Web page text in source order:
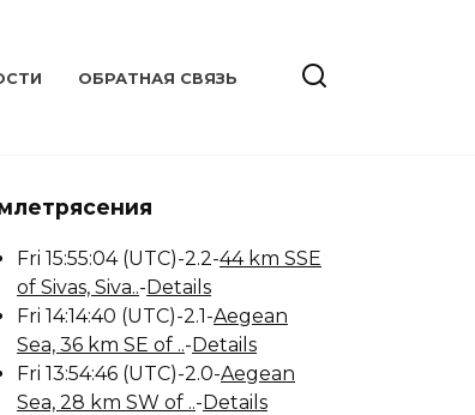
ОБРАТНАЯ СВЯЗЬ
Fri 15:55:04 (UTC)-2.2-44 km SSE
of Sivas, Siva..-Details
Fri 14:14:40 (UTC)-2.1-Aegean
Sea, 36 km SE of ..-Details
Fri 13:54:46 (UTC)-2.0-Aegean
Sea, 28 km SW of ..-Details